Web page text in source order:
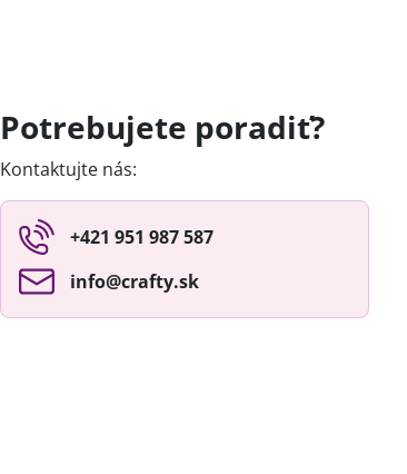
Potrebujete poradiť?
Kontaktujte nás:
+421 951 987 587
info​@crafty​.sk